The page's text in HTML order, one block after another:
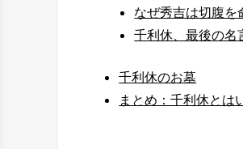
なぜ秀吉は切腹を
千利休、最後の名
千利休のお墓
まとめ：千利休とは